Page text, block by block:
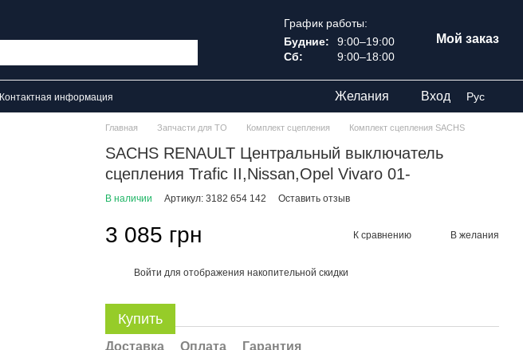
График работы:
Будние:
9:00–19:00
Сб:
9:00–18:00
Мой заказ
Контактная информация Желания Вход Рус
Главная Запчасти для ТО Комплект сцепления Комплект сцепления SACHS
SACHS RENAULT Центральный выключатель
сцепления Trafic II,Nissan,Opel Vivaro 01-
В наличии Артикул: 3182 654 142 Оставить отзыв
3 085 грн К сравнению В желания
Войти для отображения накопительной скидки
Купить
Доставка Оплата Гарантия